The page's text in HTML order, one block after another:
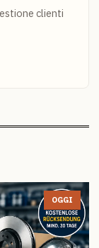
clienti
OGGI